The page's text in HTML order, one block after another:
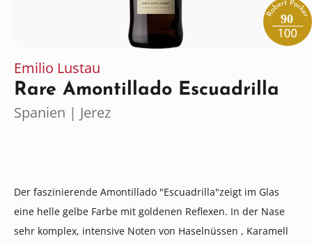
90
Emilio Lustau
Rare Amontillado Escuadrilla
Spanien | Jerez
Der faszinierende Amontillado "Escuadrilla"zeigt im Glas
eine helle gelbe Farbe mit goldenen Reflexen. In der Nase
sehr komplex, intensive Noten von Haselnüssen , Karamell